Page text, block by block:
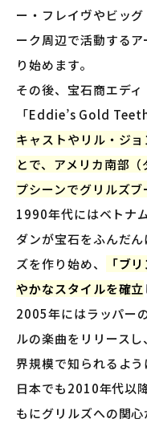
ー・フレイヴやビッ
ーク周辺で活動する
り始めます。
その後、宝石商エデ
「Eddie’s Gold
キャストやリル・ジ
とで、アメリカ南部
プシーンでグリルズ
1990年代にはベトナ
ダンが宝石をふんだ
ズを作り始め、
「ブ
やかなスタイルを確立
2005年にはラッパー
ルの楽曲をリリース
界規模で知られるよう
日本でも2010年代以
もにグリルズへの関